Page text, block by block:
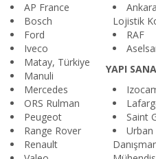
AP France
Bosch
Ford
Iveco
Matay, Türkiye
Manuli
Mercedes
ORS Rulman
Peugeot
Range Rover
Renault
Lojistik
RAF
YAPI
Saint
Urban